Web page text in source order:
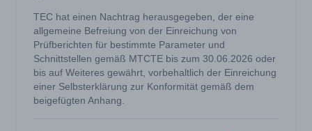
TEC hat einen Nachtrag herausgegeben, der eine
allgemeine Befreiung von der Einreichung von
Prüfberichten für bestimmte Parameter und
Schnittstellen gemäß MTCTE bis zum 30.06.2026 oder
bis auf Weiteres gewährt, vorbehaltlich der Einreichung
einer Selbsterklärung zur Konformität gemäß dem
beigefügten Anhang.